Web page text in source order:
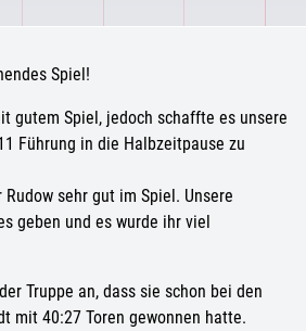
Spiel!
gutem Spiel, jedoch schaffte es unsere
Führung in die Halbzeitpause zu
sehr gut im Spiel. Unsere
geben und es wurde ihr viel
Truppe an, dass sie schon bei den
mit 40:27 Toren gewonnen hatte.